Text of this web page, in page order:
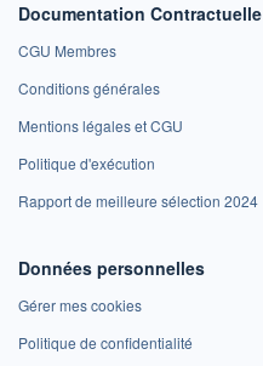
Documentation Contractuelle
CGU Membres
Conditions générales
Mentions légales et CGU
Politique d'exécution
Rapport de meilleure sélection 2024
Données personnelles
Gérer mes cookies
Politique de confidentialité